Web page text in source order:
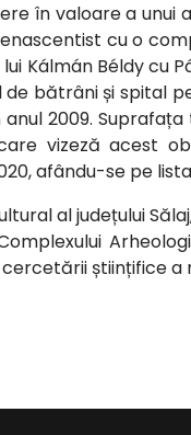
în valoare a unui
cu o
Kálmán Béldy cu
de bătrâni și
2009.
vizeză acest
afându-se pe
al județului
științifice a